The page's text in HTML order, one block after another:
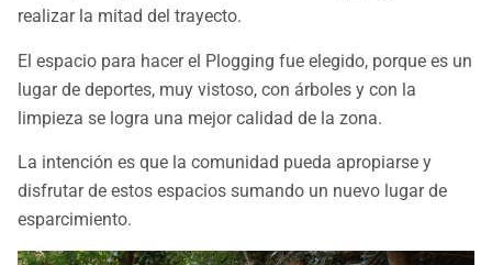
realizar la mitad del trayecto.
El espacio para hacer el Plogging fue elegido, porque es un
lugar de deportes, muy vistoso, con árboles y con la
limpieza se logra una mejor calidad de la zona.
La intención es que la comunidad pueda apropiarse y
disfrutar de estos espacios sumando un nuevo lugar de
esparcimiento.